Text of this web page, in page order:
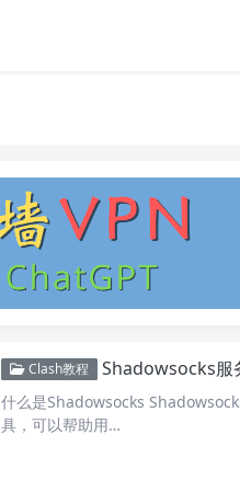
Clash教程 Shadowsocks服
什么是Shadowsocks
具，可以帮助用…